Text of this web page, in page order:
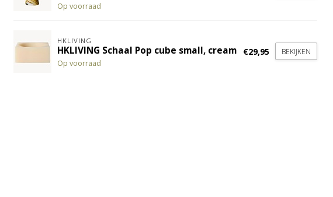
Op voorraad
HKLIVING
HKLIVING Schaal Pop cube small, cream
Op voorraad
€29,95 BEKIJKEN